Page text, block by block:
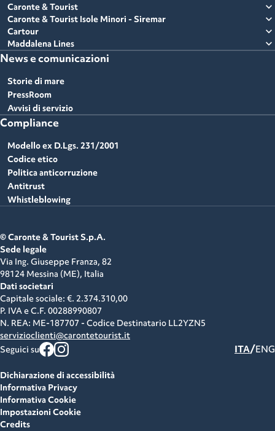
Caronte & Tourist expand_more
Caronte & Tourist Isole Minori - Siremar expand_more
Cartour expand_more
Maddalena Lines expand_more
News e comunicazioni
Storie di mare
PressRoom
Avvisi di servizio
Compliance
Modello ex D.Lgs. 231/2001
Codice etico
Politica anticorruzione
Antitrust
Whistleblowing
© Caronte & Tourist S.p.A.
Sede legale
Via Ing. Giuseppe Franza, 82
98124 Messina (ME), Italia
Dati societari
Capitale sociale: €. 2.374.310,00
P. IVA e C.F. 00288990807
N. REA: ME-187707 - Codice Destinatario LL2YZN5
servizioclienti@carontetourist.it
Seguici su
ITA/ENG
Dichiarazione di accessibilità
Informativa Privacy
Informativa Cookie
Impostazioni Cookie
Credits